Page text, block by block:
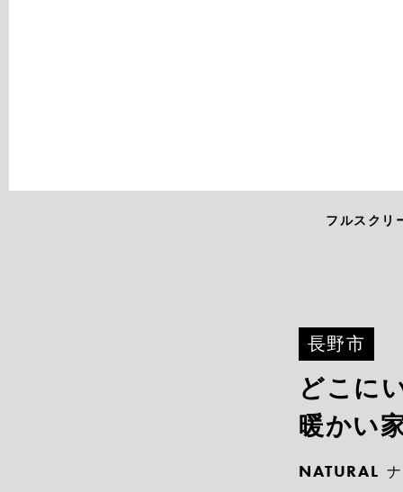
フルスクリ
長野市
どこに
暖かい
NATURAL